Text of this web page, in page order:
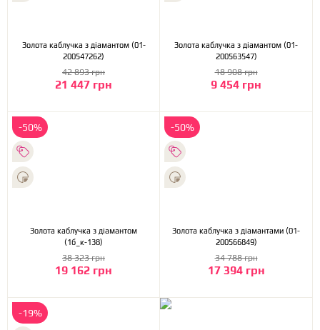
Золота каблучка з діамантом (01-
200547262)
21 447 грн
42 893 грн
Золота каблучка з діамантом (01-
200563547)
9 454 грн
18 908 грн
-50%
Золота каблучка з діамантом
(1б_к-138)
19 162 грн
38 323 грн
-50%
Золота каблучка з діамантами (01-
200566849)
17 394 грн
34 788 грн
-19%